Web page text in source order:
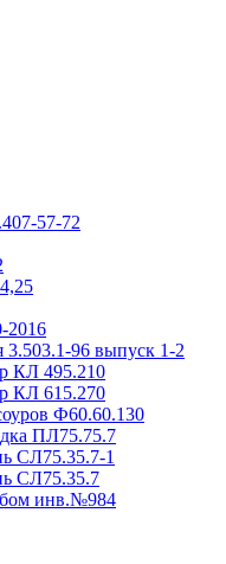
57-72
2016
3.503.1-96 выпуск 1-2
КЛ 495.210
КЛ 615.270
Ф60.60.130
ПЛ75.75.7
СЛ75.35.7-1
СЛ75.35.7
инв.№984